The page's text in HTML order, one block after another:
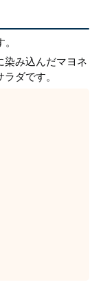
染み込んだマヨネ
ダです。